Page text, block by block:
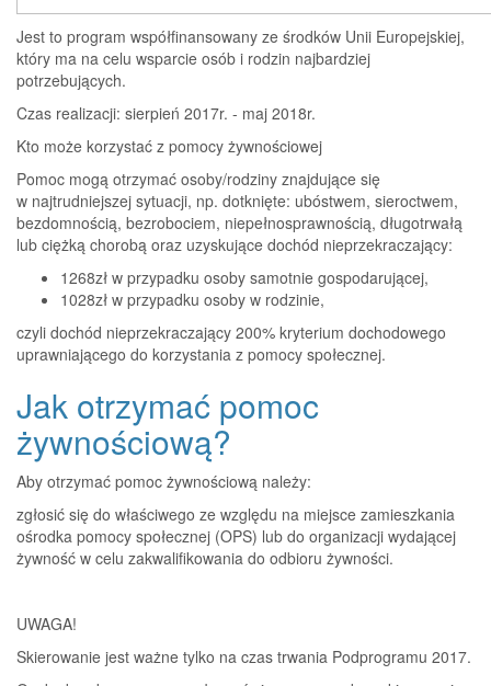
Jest to program współfinansowany ze środków Unii Europejskiej,
który ma na celu wsparcie osób i rodzin najbardziej
potrzebujących.
Czas realizacji: sierpień 2017r. - maj 2018r.
Kto może korzystać z pomocy żywnościowej
Pomoc mogą otrzymać osoby/rodziny znajdujące się
w najtrudniejszej sytuacji, np. dotknięte: ubóstwem, sieroctwem,
bezdomnością, bezrobociem, niepełnosprawnością, długotrwałą
lub ciężką chorobą oraz uzyskujące dochód nieprzekraczający:
1268zł w przypadku osoby samotnie gospodarującej,
1028zł w przypadku osoby w rodzinie,
czyli dochód nieprzekraczający 200% kryterium dochodowego
uprawniającego do korzystania z pomocy społecznej.
Jak otrzymać pomoc
żywnościową?
Aby otrzymać pomoc żywnościową należy:
zgłosić się do właściwego ze względu na miejsce zamieszkania
ośrodka pomocy społecznej (OPS) lub do organizacji wydającej
żywność w celu zakwalifikowania do odbioru żywności.
UWAGA!
Skierowanie jest ważne tylko na czas trwania Podprogramu 2017.